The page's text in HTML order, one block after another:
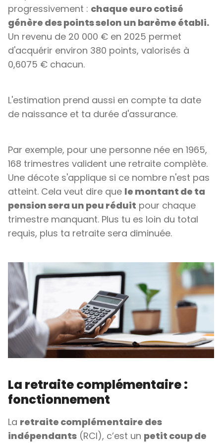
progressivement : chaque euro cotisé
génère des points selon un barème établi.
Un revenu de 20 000 € en 2025 permet
d'acquérir environ 380 points, valorisés à
0,6075 € chacun.
L'estimation prend aussi en compte ta date
de naissance et ta durée d'assurance.
Par exemple, pour une personne née en 1965,
168 trimestres valident une retraite complète.
Une décote s'applique si ce nombre n'est pas
atteint. Cela veut dire que le montant de ta
pension sera un peu réduit pour chaque
trimestre manquant. Plus tu es loin du total
requis, plus ta retraite sera diminuée.
La retraite complémentaire :
fonctionnement
La retraite complémentaire des
indépendants (RCI), c’est un petit coup de